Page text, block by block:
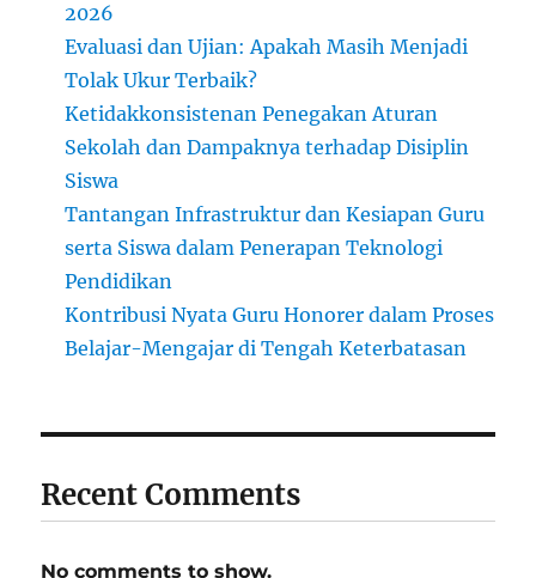
2026
Evaluasi dan Ujian: Apakah Masih Menjadi
Tolak Ukur Terbaik?
Ketidakkonsistenan Penegakan Aturan
Sekolah dan Dampaknya terhadap Disiplin
Siswa
Tantangan Infrastruktur dan Kesiapan Guru
serta Siswa dalam Penerapan Teknologi
Pendidikan
Kontribusi Nyata Guru Honorer dalam Proses
Belajar-Mengajar di Tengah Keterbatasan
Recent Comments
No comments to show.